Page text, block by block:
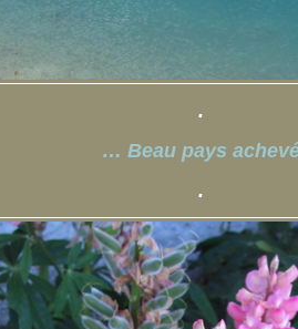
.
… Beau pays
.